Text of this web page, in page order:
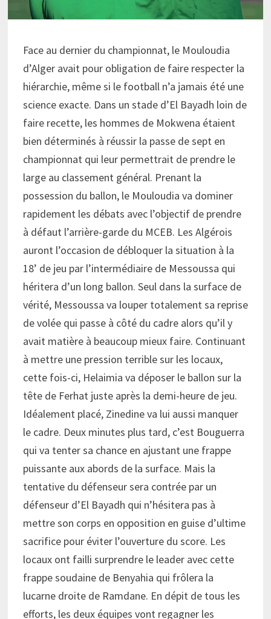
Face au dernier du championnat, le Mouloudia
d’Alger avait pour obligation de faire respecter la
hiérarchie, même si le football n’a jamais été une
science exacte. Dans un stade d’El Bayadh loin de
faire recette, les hommes de Mokwena étaient
bien déterminés à réussir la passe de sept en
championnat qui leur permettrait de prendre le
large au classement général. Prenant la
possession du ballon, le Mouloudia va dominer
rapidement les débats avec l’objectif de prendre
à défaut l’arrière-garde du MCEB. Les Algérois
auront l’occasion de débloquer la situation à la
18’ de jeu par l’intermédiaire de Messoussa qui
héritera d’un long ballon. Seul dans la surface de
vérité, Messoussa va louper totalement sa reprise
de volée qui passe à côté du cadre alors qu’il y
avait matière à beaucoup mieux faire. Continuant
à mettre une pression terrible sur les locaux,
cette fois-ci, Helaimia va déposer le ballon sur la
tête de Ferhat juste après la demi-heure de jeu.
Idéalement placé, Zinedine va lui aussi manquer
le cadre. Deux minutes plus tard, c’est Bouguerra
qui va tenter sa chance en ajustant une frappe
puissante aux abords de la surface. Mais la
tentative du défenseur sera contrée par un
défenseur d’El Bayadh qui n’hésitera pas à
mettre son corps en opposition en guise d’ultime
sacrifice pour éviter l’ouverture du score. Les
locaux ont failli surprendre le leader avec cette
frappe soudaine de Benyahia qui frôlera la
lucarne droite de Ramdane. En dépit de tous les
efforts, les deux équipes vont regagner les